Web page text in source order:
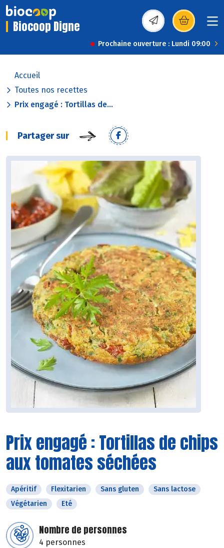
Biocoop Digne (s’ouvre dans une
Prochaine ouverture : Lundi 09:00
Accueil
Toutes nos recettes
Prix engagé : Tortillas de...
Partager sur
Prix engagé : Tortillas de chips
aux tomates séchées
Apéritif Flexitarien Sans gluten
Sans lactose
Végétarien
Eté
Nombre de personnes
4 personnes